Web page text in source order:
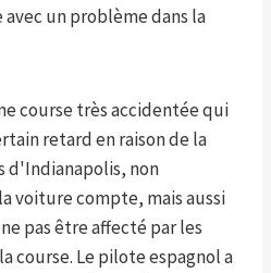
un problème dans la
course très accidentée qui
retard en raison de la
d'Indianapolis, non
voiture compte, mais aussi
pas être affecté par les
course. Le pilote espagnol a